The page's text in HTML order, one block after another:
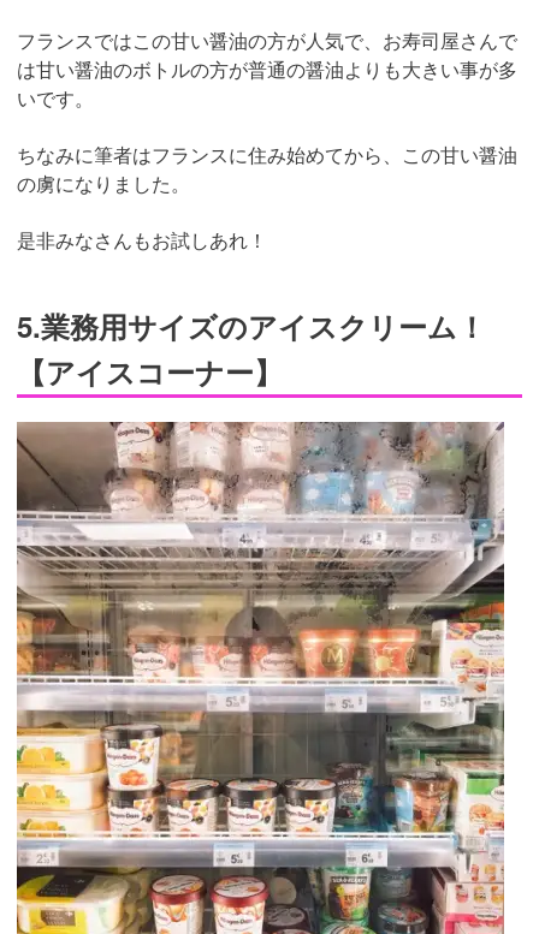
フランスではこの甘い醤油の方が人気で、お寿司屋さんで
は甘い醤油のボトルの方が普通の醤油よりも大きい事が多
いです。
ちなみに筆者はフランスに住み始めてから、この甘い醤油
の虜になりました。
是非みなさんもお試しあれ！
5.業務用サイズのアイスクリーム！
【アイスコーナー】